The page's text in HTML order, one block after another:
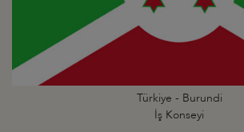
Türkiye - Burundi
İş Konseyi